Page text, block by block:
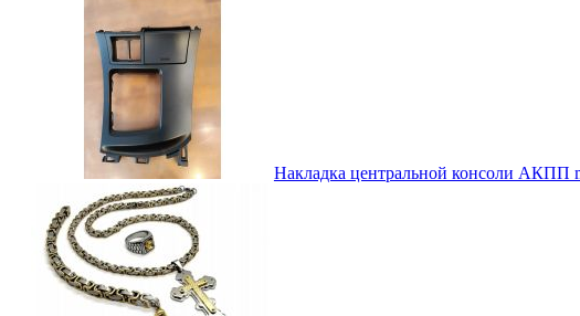
Накладка центральной консоли АКПП